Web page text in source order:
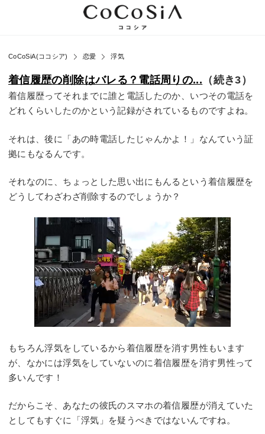
CoCoSiA(ココシア) 恋愛 浮気
着信履歴の削除はバレる？電話周りの... （続き3）
着信履歴ってそれまでに誰と電話したのか、いつその電話を
どれくらいしたのかという記録がされているものですよね。
それは、後に「あの時電話したじゃんかよ！」なんていう証
拠にもなるんです。
それなのに、ちょっとした思い出にもんるという着信履歴を
どうしてわざわざ削除するのでしょうか？
もちろん浮気をしているから着信履歴を消す男性もいます
が、なかには浮気をしていないのに着信履歴を消す男性って
多いんです！
だからこそ、あなたの彼氏のスマホの着信履歴が消えていた
としてもすぐに「浮気」を疑うべきではないんですね。